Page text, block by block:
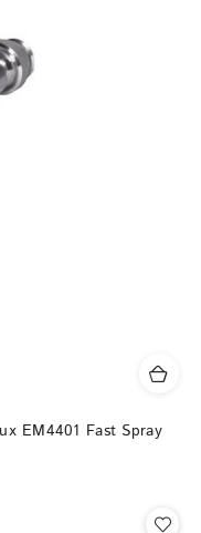
EM4401 Fast Spray